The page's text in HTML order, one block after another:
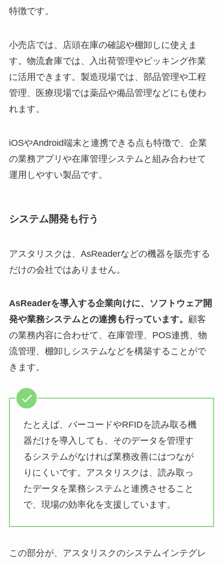
特徴です。
小売店では、店頭在庫の確認や棚卸しに使えま
す。物流倉庫では、入出荷管理やピッキング作業
に活用できます。製造現場では、部品管理や工程
管理、医療現場では薬品や備品管理などにも使わ
れます。
iOSやAndroid端末と連携できる点も特徴で、企業
の業務アプリや在庫管理システムと組み合わせて
運用しやすい製品です。
システム開発も行う
アスタリスクは、AsReaderなどの機器を販売する
だけの会社ではありません。
AsReaderを導入する企業向けに、ソフトウェア開
発や業務システムとの連携も行っています。 顧客
の業務内容に合わせて、在庫管理、POS連携、物
流管理、棚卸しシステムなどを構築することがで
きます。
たとえば、バーコードやRFIDを読み取る機
器だけを導入しても、そのデータを管理す
るシステムがなければ業務改善にはつなが
りにくいです。アスタリスクは、読み取っ
たデータを業務システムと連携させること
で、現場の効率化を支援しています。
この部分が、アスタリスクのシステムインテグレ